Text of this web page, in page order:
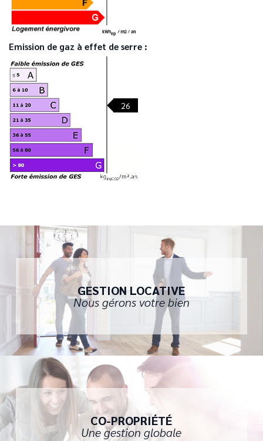
Emission de gaz à effet de serre :
26
GESTION LOCATIVE
Nous gérons votre bien
CO-PROPRIÉTÉ
Une gestion globale